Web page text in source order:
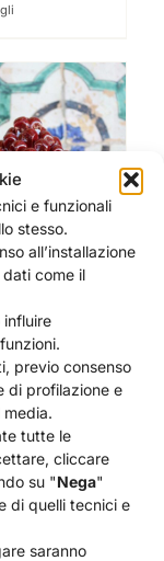
e funzionali
stesso.
all’installazione
come il
influire
previo consenso
di profilazione e
tutte le
cliccare
su "Nega"
di quelli tecnici e
saranno
CERAMICA
– 20 CM –
DELL’ETNA
84,00
al carrello